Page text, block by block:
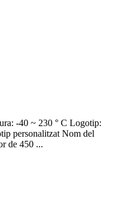
-40 ~ 230 ° C Logotip:
personalitzat Nom del
de 450 ...